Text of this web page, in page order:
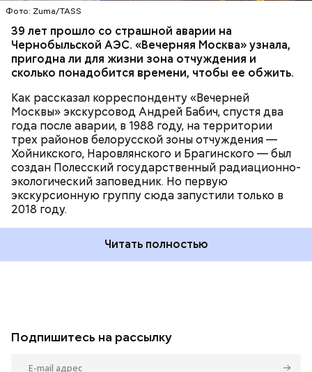
Фото: Zuma/TASS
39 лет прошло со страшной аварии на
Чернобыльской АЭС. «Вечерняя Москва» узнала,
пригодна ли для жизни зона отчуждения и
сколько понадобится времени, чтобы ее обжить.
Как рассказал корреспонденту «Вечерней
Москвы» экскурсовод Андрей Бабич, спустя два
года после аварии, в 1988 году, на территории
трех районов белорусской зоны отчуждения —
Хойникского, Наровлянского и Брагинского — был
создан Полесский государственный радиационно-
экологический заповедник. Но первую
экскурсионную группу сюда запустили только в
2018 году.
Читать полностью
Подпишитесь на рассылку